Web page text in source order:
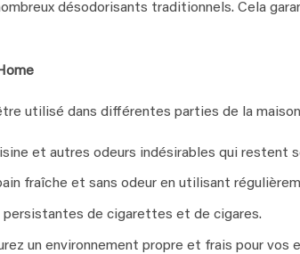
désodorisants traditionnels. Cela
utilisé dans différentes parties de la
et autres odeurs indésirables qui restent
fraîche et sans odeur en utilisant
de cigarettes et de cigares.
un environnement propre et frais pour vos